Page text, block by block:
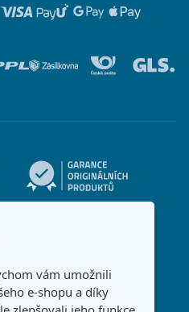
vám umožnili
e-shopu a díky